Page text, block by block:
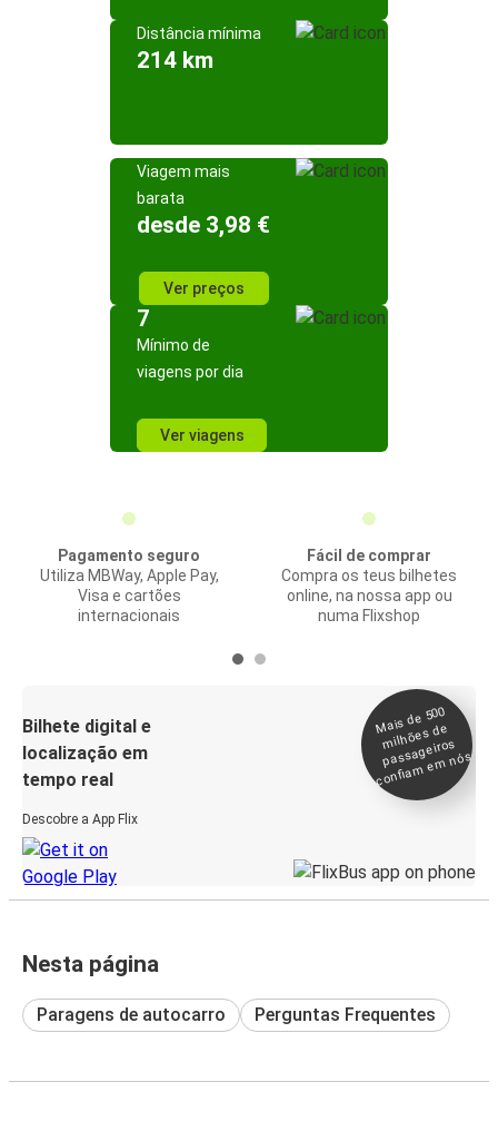
Distância mínima
214 km
Viagem mais
barata
desde 3,98 €
Ver preços
7
Mínimo de
viagens por dia
Ver viagens
Pagamento seguro
Utiliza MBWay, Apple Pay,
Visa e cartões
internacionais
Fácil de comprar
Compra os teus bilhetes
online, na nossa app ou
numa Flixshop
Bilhete digital e
localização em
tempo real
Descobre a App Flix
Mais de 500
milhões de
passageiros
confia
m e
m nós
Nesta página
Paragens de autocarro Perguntas Frequentes